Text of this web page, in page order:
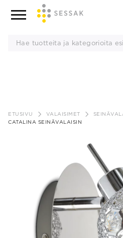
sisältöön
ETUSIVU VALAISIMET
CATALINA SEINÄVALAISIN